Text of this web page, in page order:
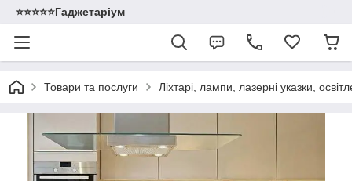
⭐️⭐️⭐️⭐️⭐️Гаджетаріум
Товари та послуги Ліхтарі, лампи, лазерні указки,